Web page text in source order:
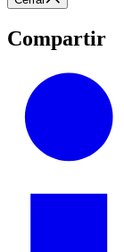
Compartir